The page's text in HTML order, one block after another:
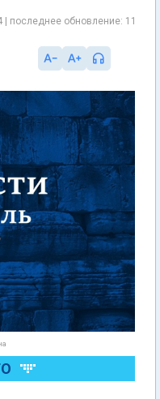
| последнее обновление: 11